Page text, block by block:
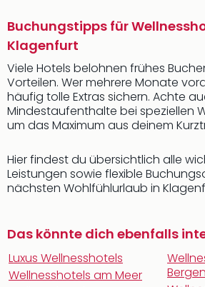
Buchungstipps für
Klagenfurt
Viele Hotels belohnen frühes
Vorteilen. Wer mehrere Monate
häufig tolle Extras sichern. Achte
Mindestaufenthalte bei speziellen
um das Maximum aus deinem
Hier findest du übersichtlich alle
Leistungen sowie flexible
nächsten Wohlfühlurlaub in
Das könnte dich ebenfalls
Luxus Wellnesshotels
Wellnesshotels am Meer
Bergen